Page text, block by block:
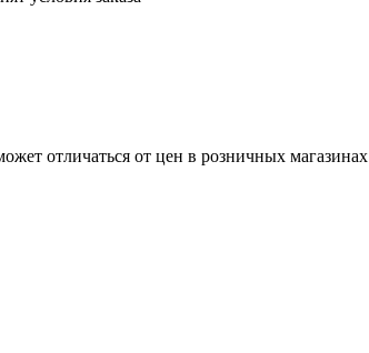
отличаться от цен в розничных магазинах